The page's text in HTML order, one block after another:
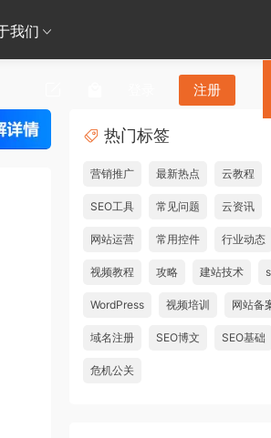
我们
注册
热门标签
营销推广 最新热点 云教程
SEO工具 常见问题 云资讯
网站运营 常用控件 行业动态
视频教程 攻略 建站技术
WordPress 视频培训 网站备
域名注册 SEO博文 SEO基础
危机公关